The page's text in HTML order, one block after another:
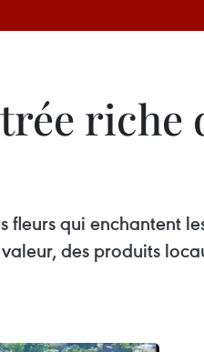
riche
fleurs qui enchantent
des produits